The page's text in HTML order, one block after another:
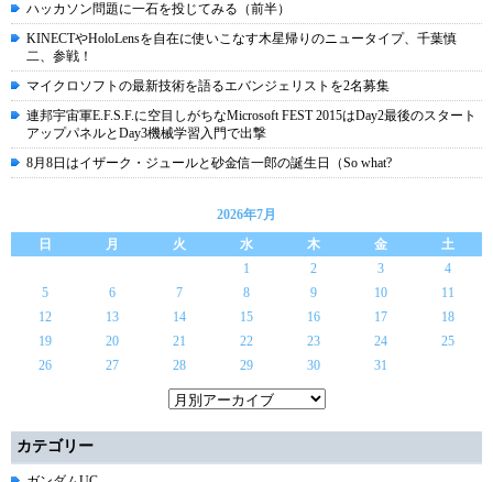
ハッカソン問題に一石を投じてみる（前半）
KINECTやHoloLensを自在に使いこなす木星帰りのニュータイプ、千葉慎
二、参戦！
マイクロソフトの最新技術を語るエバンジェリストを2名募集
連邦宇宙軍E.F.S.F.に空目しがちなMicrosoft FEST 2015はDay2最後のスタート
アップパネルとDay3機械学習入門で出撃
8月8日はイザーク・ジュールと砂金信一郎の誕生日（So what?
2026年7月
日
月 火 水 木 金
土
1
2 3
4
5
6 7 8 9 10
11
12
13 14 15 16 17
18
19
20 21 22 23 24
25
26
27 28 29 30 31
カテゴリー